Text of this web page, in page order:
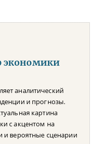
экономики
аналитический
и прогнозы.
картина
с акцентом на
и вероятные сценарии